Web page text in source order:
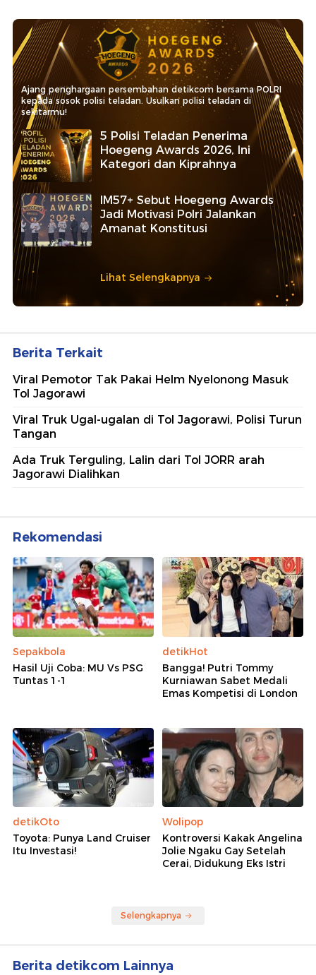
Ajang penghargaan persembahan detikcom bersama POLRI
kepada sosok polisi teladan. Usulkan polisi teladan di
sekitarmu!
5 Polisi Teladan Penerima
Hoegeng Awards 2026, Ini
Kategori dan Kiprahnya
IM57+ Sebut Hoegeng Awards
Jadi Motivasi Polri Jalankan
Amanat Konstitusi
Lihat Selengkapnya
Berita Terkait
Viral Pemotor Tak Pakai Helm Nyelonong Masuk
Tol Jagorawi
Viral Truk Ugal-ugalan di Tol Jagorawi, Polisi Turun
Tangan
Ada Truk Terguling, Lalin dari Tol JORR arah
Jagorawi Dialihkan
Rekomendasi
Sepakbola
Hasil Uji Coba: MU Vs PSG
Tuntas 1-1
detikHot
Bangga! Putri Tommy
Kurniawan Sabet Medali
Emas Kompetisi di London
detikOto
Toyota: Punya Land Cruiser
Itu Investasi!
Wolipop
Kontroversi Kakak Angelina
Jolie Ngaku Gay Setelah
Cerai, Didukung Eks Istri
Selengkapnya
Berita detikcom Lainnya